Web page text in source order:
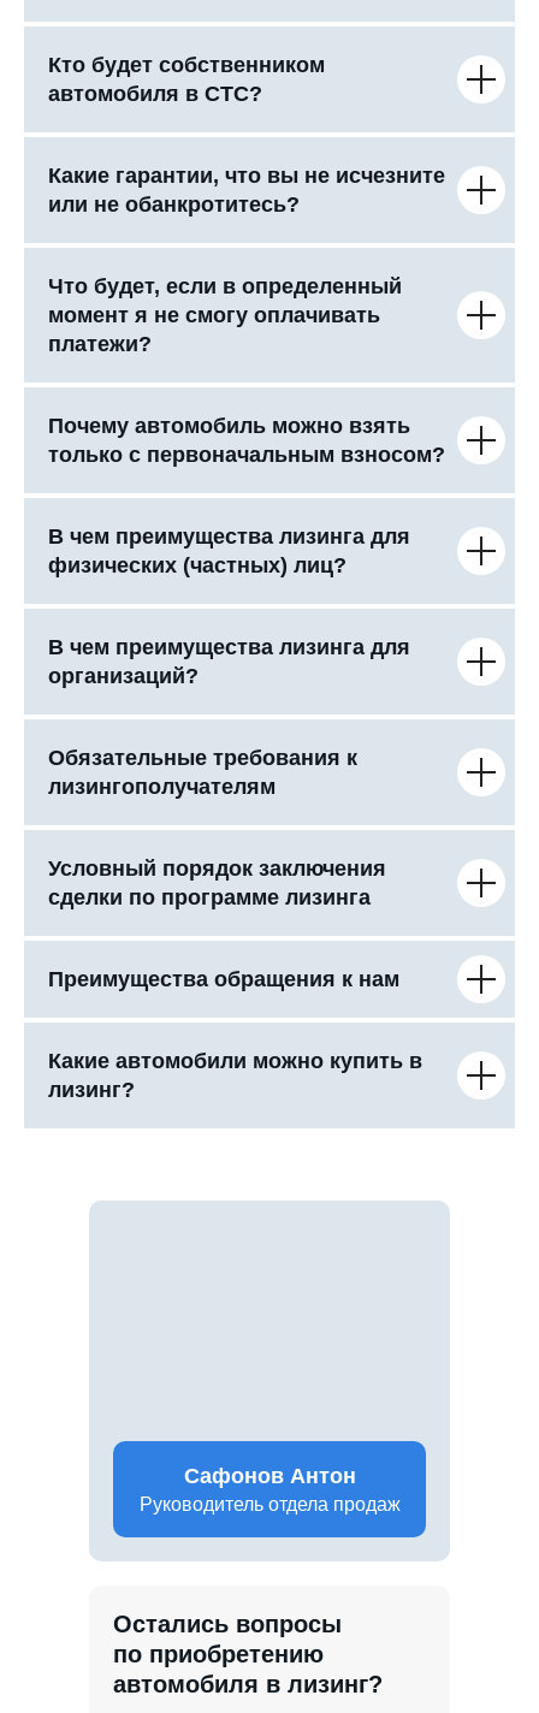
Кто будет собственником
автомобиля в СТС?
Какие гарантии, что вы не исчезните
или не обанкротитесь?
Что будет, если в определенный
момент я не смогу оплачивать
платежи?
Почему автомобиль можно взять
только с первоначальным взносом?
В чем преимущества лизинга для
физических (частных) лиц?
В чем преимущества лизинга для
организаций?
Обязательные требования к
лизингополучателям
Условный порядок заключения
сделки по программе лизинга
Преимущества обращения к нам
Какие автомобили можно купить в
лизинг?
Остались вопросы
по приобретению
автомобиля в лизинг?
Сафонов Антон
Руководитель отдела продаж